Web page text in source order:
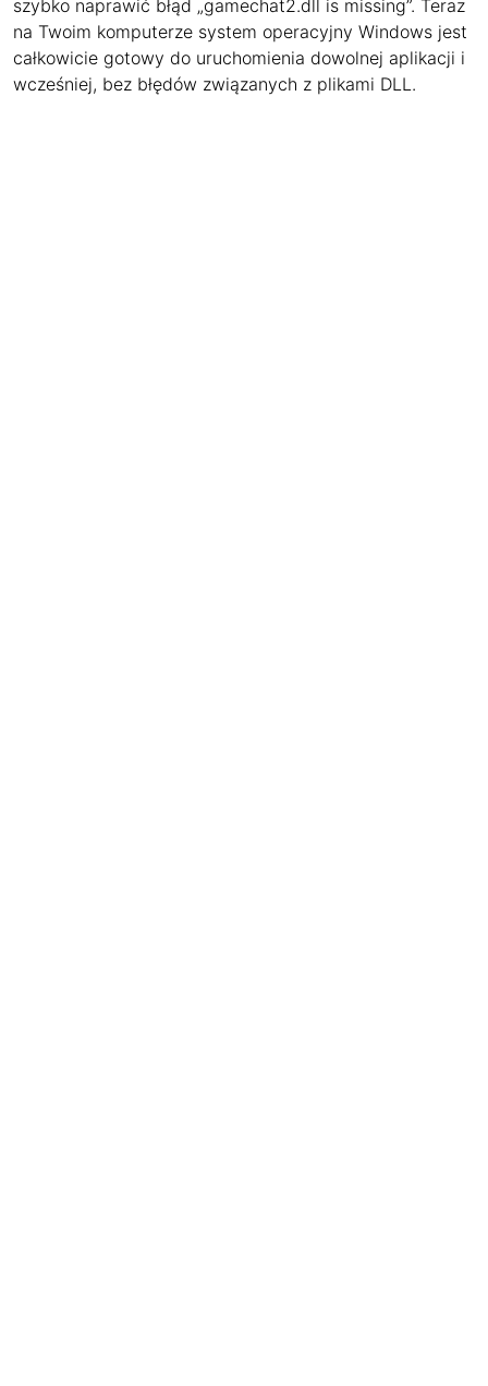
szybko naprawić błąd „gamechat2.dll is missing”. Teraz
na Twoim komputerze system operacyjny Windows jest
całkowicie gotowy do uruchomienia dowolnej aplikacji i
wcześniej, bez błędów związanych z plikami DLL.